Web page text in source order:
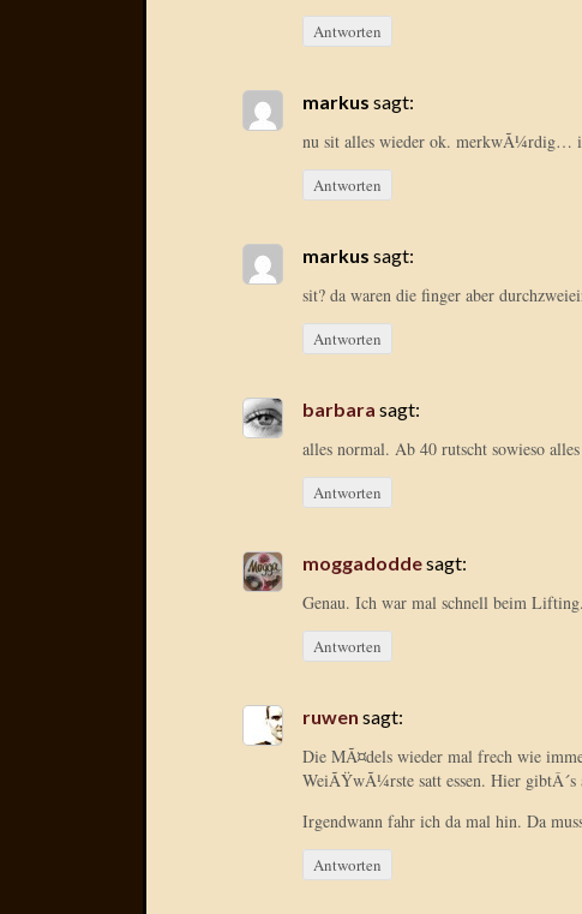
Antworten
markus sagt:
nu sit alles wieder ok. merkwÃ¼rdig…
Antworten
markus sagt:
sit? da waren die finger aber
Antworten
barbara sagt:
alles normal. Ab 40 rutscht sowieso
Antworten
moggadoddesagt:
Genau. Ich war mal schnell beim
Antworten
ruwen sagt:
Die MÃ¤dels wieder mal frech wie
WeiÃŸwÃ¼rste satt essen. Hier
Irgendwann fahr ich da mal hin. Da
Antworten